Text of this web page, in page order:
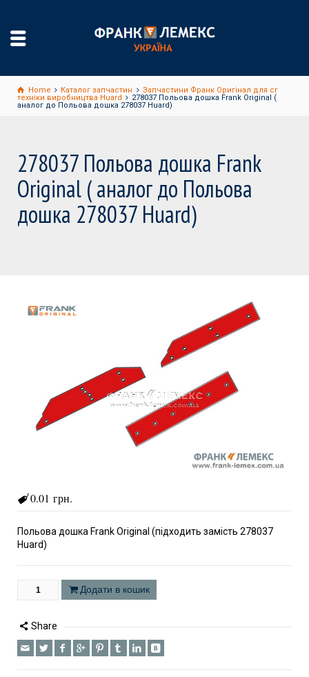
Home Каталог запчастин
Запчастини Франк Оригінал для сг
техніки виробництва Huard
278037 Польова дошка Frank Original (
аналог до Польова дошка 278037 Huard)
278037 Польова дошка Frank
Original ( аналог до Польова
дошка 278037 Huard)
0.01 грн.
Польова дошка Frank Original (підходить замість 278037
Huard)
Додати в кошик
Share